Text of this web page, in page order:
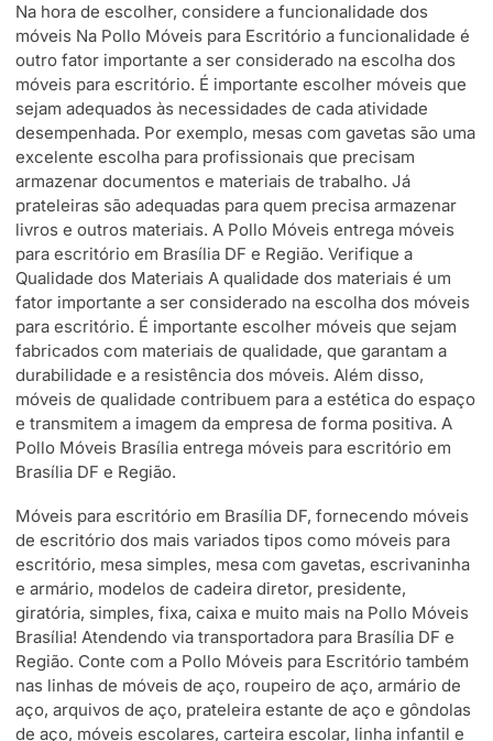
Na hora de escolher, considere a funcionalidade dos
móveis Na Pollo Móveis para Escritório a funcionalidade é
outro fator importante a ser considerado na escolha dos
móveis para escritório. É importante escolher móveis que
sejam adequados às necessidades de cada atividade
desempenhada. Por exemplo, mesas com gavetas são uma
excelente escolha para profissionais que precisam
armazenar documentos e materiais de trabalho. Já
prateleiras são adequadas para quem precisa armazenar
livros e outros materiais. A Pollo Móveis entrega móveis
para escritório em Brasília DF e Região. Verifique a
Qualidade dos Materiais A qualidade dos materiais é um
fator importante a ser considerado na escolha dos móveis
para escritório. É importante escolher móveis que sejam
fabricados com materiais de qualidade, que garantam a
durabilidade e a resistência dos móveis. Além disso,
móveis de qualidade contribuem para a estética do espaço
e transmitem a imagem da empresa de forma positiva. A
Pollo Móveis Brasília entrega móveis para escritório em
Brasília DF e Região.
Móveis para escritório em Brasília DF, fornecendo móveis
de escritório dos mais variados tipos como móveis para
escritório, mesa simples, mesa com gavetas, escrivaninha
e armário, modelos de cadeira diretor, presidente,
giratória, simples, fixa, caixa e muito mais na Pollo Móveis
Brasília! Atendendo via transportadora para Brasília DF e
Região. Conte com a Pollo Móveis para Escritório também
nas linhas de móveis de aço, roupeiro de aço, armário de
aço, arquivos de aço, prateleira estante de aço e gôndolas
de aço, móveis escolares, carteira escolar, linha infantil e